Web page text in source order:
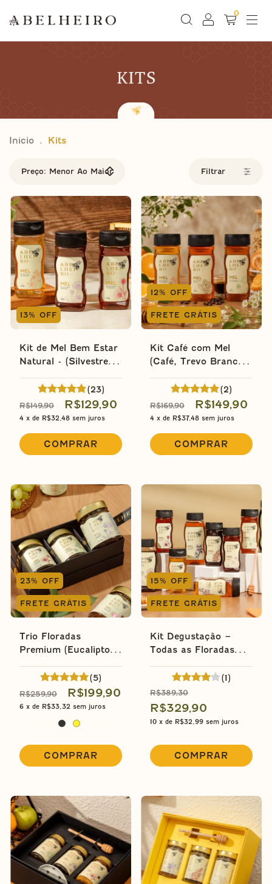
0
Início . Kits
Filtrar
13% OFF
Kit de Mel Bem Estar
Natural - (Silvestre,
Laranjeira)
(23)
R$149,90 R$129,90
4 x de R$32,48 sem juros
12% OFF
FRETE GRÁTIS
Kit Café com Mel
(Café, Trevo Branco e
(2)
R$169,90 R$149,90
4 x de R$37,48 sem juros
23% OFF
FRETE GRÁTIS
Trio Floradas
Premium (Eucalipto,
Silvestre) - Médio
(5)
R$259,90 R$199,90
6 x de R$33,32 sem juros
COMPRAR
15% OFF
FRETE GRÁTIS
Kit Degustação –
Todas as Floradas
Branco, Silvestre,
Cipó Uva, Aroeira,
Café, e Laranjeira)
(1)
R$389,30
R$329,90
10 x de R$32,99 sem juros